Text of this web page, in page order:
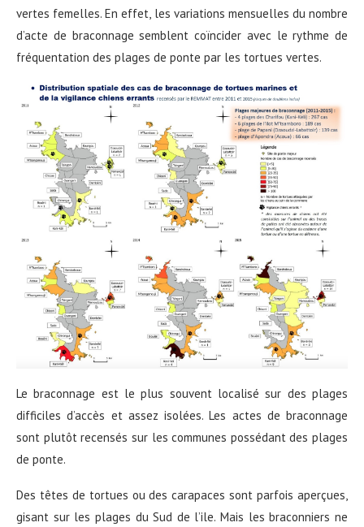
vertes femelles. En effet, les variations mensuelles du nombre
d’acte de braconnage semblent coïncider avec le rythme de
fréquentation des plages de ponte par les tortues vertes.
Le braconnage est le plus souvent localisé sur des plages
difficiles d’accès et assez isolées. Les actes de braconnage
sont plutôt recensés sur les communes possédant des plages
de ponte.
Des têtes de tortues ou des carapaces sont parfois aperçues,
gisant sur les plages du Sud de l’ile. Mais les braconniers ne